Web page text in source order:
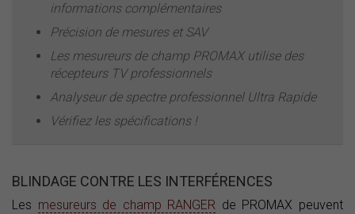
informations complémentaires
Précision de mesures et SAV
Les mesureurs de champ PROMAX utilise des
récepteurs TV professionnels
Analyseur de spectre professionnel Ultra Rapide
Vérifiez les spécifications !
BLINDAGE CONTRE LES INTERFÉRENCES
Les mesureurs de champ RANGER de PROMAX peuvent